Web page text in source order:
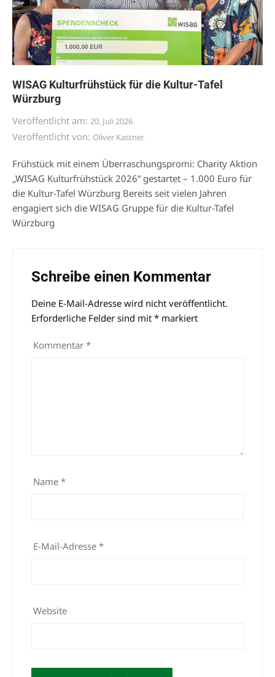
WISAG Kulturfrühstück für die Kultur-Tafel
Würzburg
Veröffentlicht am: 20. Juli 2026
Veröffentlicht von: Oliver Kastner
Frühstück mit einem Überraschungspromi: Charity Aktion
„WISAG Kulturfrühstück 2026“ gestartet – 1.000 Euro für
die Kultur-Tafel Würzburg Bereits seit vielen Jahren
engagiert sich die WISAG Gruppe für die Kultur-Tafel
Würzburg
Schreibe einen Kommentar
Deine E-Mail-Adresse wird nicht veröffentlicht.
Erforderliche Felder sind mit * markiert
Kommentar *
Name *
E-Mail-Adresse *
Website
Alternative: